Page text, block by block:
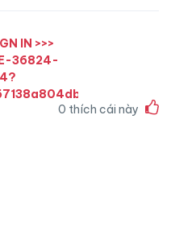
IN >>>
36824-
0 thích cái này